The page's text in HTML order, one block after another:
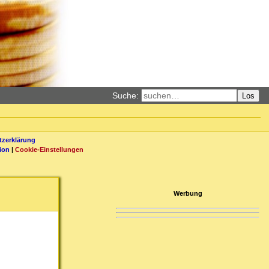
Suche: Los
| Cookie-Einstellungen
Werbung